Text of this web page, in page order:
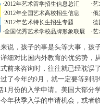
·2012年艺术留学招生信息总汇
·2012年全国艺术高校招生信息
·2012年艺术特长生招生专题
·全国优秀艺术学校品牌形象联展
·艺
·俄
·德
·艺
，孩子的事是头等大事，孩
细对比国内外教育的优劣势，
前来咨询时，往往就已经耽误
了今年的9月，就一定要等到
1月份的入学申请。美国大部分
年秋季入学的申请机会，或者